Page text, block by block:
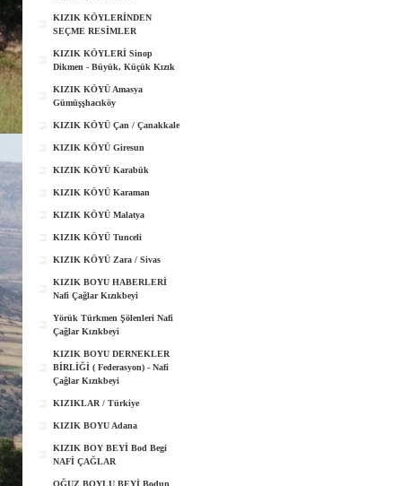
KIZIK KÖYLERİNDEN
SEÇME RESİMLER
KIZIK KÖYLERİ Sinop
Dikmen - Büyük, Küçük Kızık
KIZIK KÖYÜ Amasya
Gümüşşhacıköy
KIZIK KÖYÜ Çan / Çanakkale
KIZIK KÖYÜ Giresun
KIZIK KÖYÜ Karabük
KIZIK KÖYÜ Karaman
KIZIK KÖYÜ Malatya
KIZIK KÖYÜ Tunceli
KIZIK KÖYÜ Zara / Sivas
KIZIK BOYU HABERLERİ
Nafi Çağlar Kızıkbeyi
Yörük Türkmen Şölenleri Nafi
Çağlar Kızıkbeyi
KIZIK BOYU DERNEKLER
BİRLİĞİ ( Federasyon) - Nafi
Çağlar Kızıkbeyi
KIZIKLAR / Türkiye
KIZIK BOYU Adana
KIZIK BOY BEYİ Bod Begi
NAFİ ÇAĞLAR
OĞUZ BOYLU BEYİ Bodun